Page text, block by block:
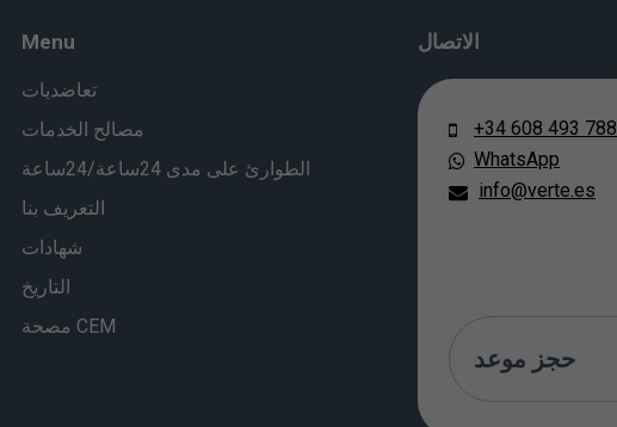
Menu
تعاضديات
مصالح الخدمات
الطوارئ على مدى 24ساعة/24ساعة
التعريف بنا
شهادات
التاريخ
مصحة CEM
الاتصال
+34 608 493 788
WhatsApp
info@verte.es
حجز موعد